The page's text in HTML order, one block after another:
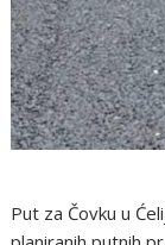
Put za Čovku u